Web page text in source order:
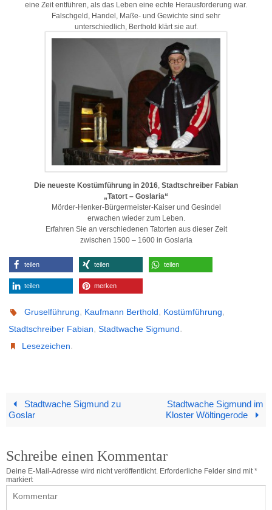
eine Zeit entführen, als das Leben eine echte Herausforderung war.
Falschgeld, Handel, Maße- und Gewichte sind sehr
unterschiedlich, Berthold klärt sie auf.
Die neueste Kostümführung in 2016 Stadtschreiber Fabian
„Tatort – Goslaria“
Mörder-Henker-Bürgermeister-Kaiser und Gesindel
erwachen wieder zum Leben.
Erfahren Sie an verschiedenen Tatorten aus dieser Zeit
zwischen 1500 – 1600 in Goslaria
teilen teilen teilen
teilen merken
Gruselführung, Kaufmann Berthold, Kostümführung,
Stadtschreiber Fabian, Stadtwache Sigmund.
Lesezeichen.
Stadtwache Sigmund zu
Goslar
Stadtwache Sigmund im
Kloster Wöltingerode
Schreibe einen Kommentar
Deine E-Mail-Adresse wird nicht veröffentlicht. Erforderliche Felder sind mit*
markiert